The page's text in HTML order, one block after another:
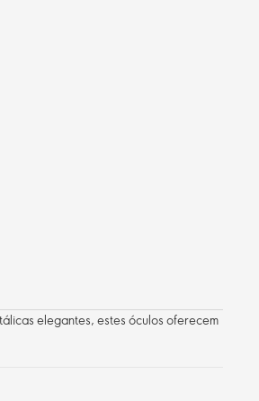
elegantes, estes óculos oferecem